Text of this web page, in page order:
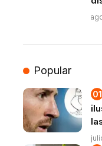
Popular